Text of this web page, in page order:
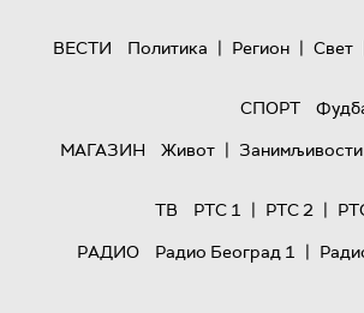
ВЕСТИ Политика | Регион | Свет
СПОРТ
МАГАЗИН
Живот | Занимљивости
ТВ
РТС 1 | РТС 2 |
РАДИО
Радио Београд 1 |